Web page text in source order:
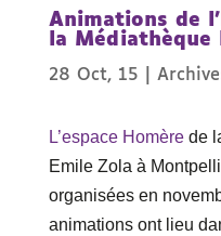
Animations de
la Médiathèque
28 Oct, 15
L’espace Homèrede
Emile Zola à
organisées en
animations ont lieu